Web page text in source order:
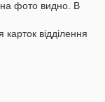
на фото видно. В
відділення